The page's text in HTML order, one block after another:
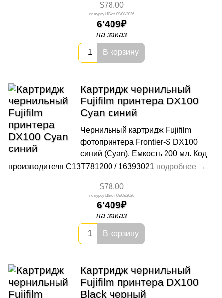
$78.00
09/08/2026
6'409
на заказ
В корзину
Картридж чернильный
Fujifilm принтера DX100
Cyan синий
Чернильный картридж Fujifilm
фотопринтера Frontier-S DX100
синий (Cyan). Емкость 200 мл. Код
производителя C13T781200 / 16393021
$78.00
09/08/2026
6'409
на заказ
В корзину
Картридж чернильный
Fujifilm принтера DX100
Black черный